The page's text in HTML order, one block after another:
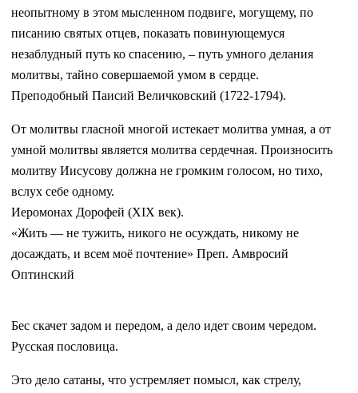
неопытному в этом мысленном подвиге, могущему, по
писанию святых отцев, показать повинующемуся
незаблудный путь ко спасению, – путь умного делания
молитвы, тайно совершаемой умом в сердце.
Преподобный Паисий Величковский (1722-1794).
От молитвы гласной многой истекает молитва умная, а от
умной молитвы является молитва сердечная. Произносить
молитву Иисусову должна не громким голосом, но тихо,
вслух себе одному.
Иеромонах Дорофей (XIX век).
«Жить — не тужить, никого не осуждать, никому не
досаждать, и всем моё почтение» Преп. Амвросий
Оптинский
Бес скачет задом и передом, а дело идет своим чередом.
Русская пословица.
Это дело сатаны, что устремляет помысл, как стрелу,